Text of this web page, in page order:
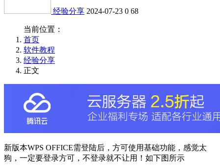
经验分享 2024-07-23 0 68
当前位置：
首页
软件教程
经验分享
正文
新版本WPS OFFICE需登陆后，方可使用基础功能，感觉太
狗，一定要登录方可，不登录就不让用！如下图所示